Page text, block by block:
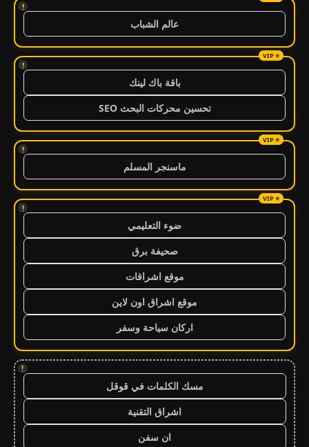
!
عالم الشباب
!
باقة باك لينك
تحسين محركات البحث SEO
!
ماسنجر المسلم
!
ضوء التعليمي
صحيفة برق
موقع اشراقات
موقع اشراق اون لاين
اركان سياحة وسفر
!
مسك الكلمات في قوقل
اشراق التقنية
ان سفن